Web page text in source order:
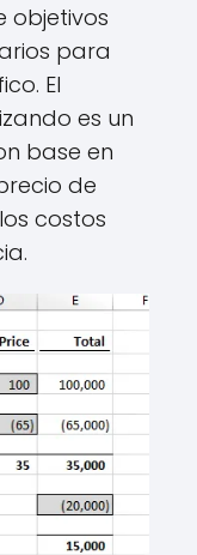
objetivos
para
El
es un
base en
de
costos